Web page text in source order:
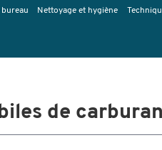
Nettoyage et hygiène
de